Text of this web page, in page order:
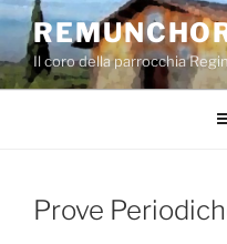
Salta
contenuto
Il coro della parrocchia
Prove